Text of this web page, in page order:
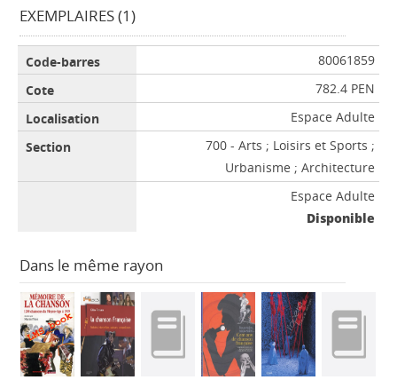
EXEMPLAIRES (1)
80061859
782.4 PEN
Espace Adulte
700 - Arts ; Loisirs et Sports ;
Urbanisme ; Architecture
Espace Adulte
Disponible
Dans le même rayon